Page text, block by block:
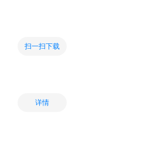
扫一扫下载
详情